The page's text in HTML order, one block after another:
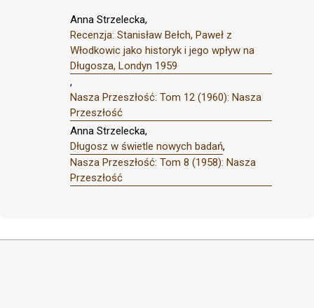
Anna Strzelecka,
Recenzja: Stanisław Bełch, Paweł z
Włodkowic jako historyk i jego wpływ na
Długosza, Londyn 1959
,
Nasza Przeszłość: Tom 12 (1960): Nasza
Przeszłość
Anna Strzelecka,
Długosz w świetle nowych badań,
Nasza Przeszłość: Tom 8 (1958): Nasza
Przeszłość